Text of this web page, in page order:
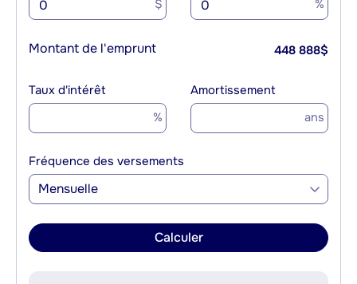
$ %
Montant de l'emprunt 448 888$
Taux d'intérêt
%
Amortissement
ans
Fréquence des versements
Mensuelle
Calculer